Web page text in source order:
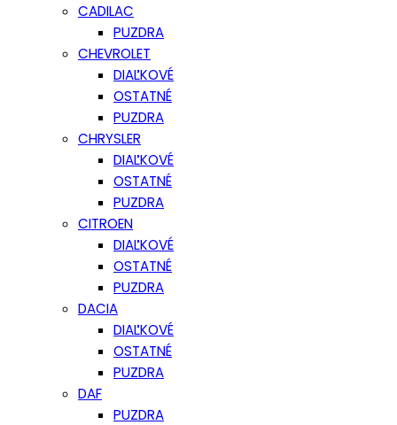
CADILAC
PUZDRA
CHEVROLET
DIAĽKOVÉ
OSTATNÉ
PUZDRA
CHRYSLER
DIAĽKOVÉ
OSTATNÉ
PUZDRA
CITROEN
DIAĽKOVÉ
OSTATNÉ
PUZDRA
DACIA
DIAĽKOVÉ
OSTATNÉ
PUZDRA
DAF
PUZDRA